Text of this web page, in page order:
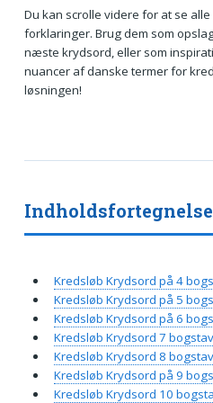
Du kan scrolle videre for at se
forklaringer. Brug dem som
næste krydsord, eller som
nuancer af danske termer for
løsningen!
Indholdsfortegnelse
Kredsløb Krydsord på 4
Kredsløb Krydsord på 5
Kredsløb Krydsord på 6
Kredsløb Krydsord 7
Kredsløb Krydsord 8
Kredsløb Krydsord på 9
Kredsløb Krydsord 10